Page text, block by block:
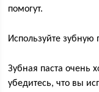
помогут.
Используйте зубную
Зубная паста очень
убедитесь, что вы